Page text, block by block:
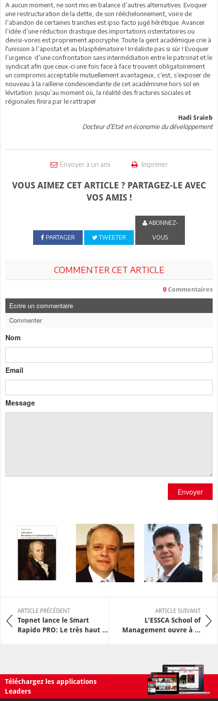
A aucun moment, ne sont mis en balance d’autres alternatives. Evoquer
une restructuration de la dette, de son rééchelonnement, voire de
l’abandon de certaines tranches est ipso facto jugé hérétique. Avancer
l’idée d’une réduction drastique des importations ostentatoires ou
devisi-vores est proprement apocryphe. Toute la gent académique crie à
l'unisson à l’apostat et au blasphématoire ! Irréaliste pas si sûr ! Evoquer
l’urgence d’une confrontation sans intermédiation entre le patronat et le
syndicat afin que ceux-ci une fois face à face trouvent obligatoirement
un compromis acceptable mutuellement avantageux, c’est, s’exposer de
nouveau à la raillerie condescendante de cet académisme hors sol en
lévitation. Jusqu’au moment où, la réalité des fractures sociales et
régionales finira par le rattraper
Hadi Sraieb
Docteur d’Etat en économie du développement
Envoyer à un ami Imprimer
VOUS AIMEZ CET ARTICLE ? PARTAGEZ-LE AVEC
VOS AMIS !
PARTAGER TWEETER
ABONNEZ-
VOUS
COMMENTER CET ARTICLE
0 Commentaires
Ecrire un commentaire
Commenter
Nom
Email
Message
Envoyer
ARTICLE PRÉCÉDENT
Topnet lance le Smart
Rapido PRO: Le très haut ...
ARTICLE SUIVANT
L'ESSCA School of
Management ouvre à ...
Téléchargez les applications
Leaders